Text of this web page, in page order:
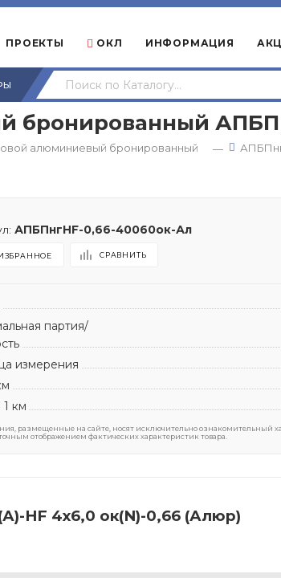
ПРОЕКТЫ ОКЛ ИНФОРМАЦИЯ
бронированный
алюминиевый бронированный —
АПБПнгHF-0,66-40060ок-Ал
СРАВНИТЬ
партия/
измерения
км
размещенные на сайте, носят исключительно ознакомительный
отображением фактических характеристик товара.
HF 4х6,0 ок(N)-0,66 (Алюр)